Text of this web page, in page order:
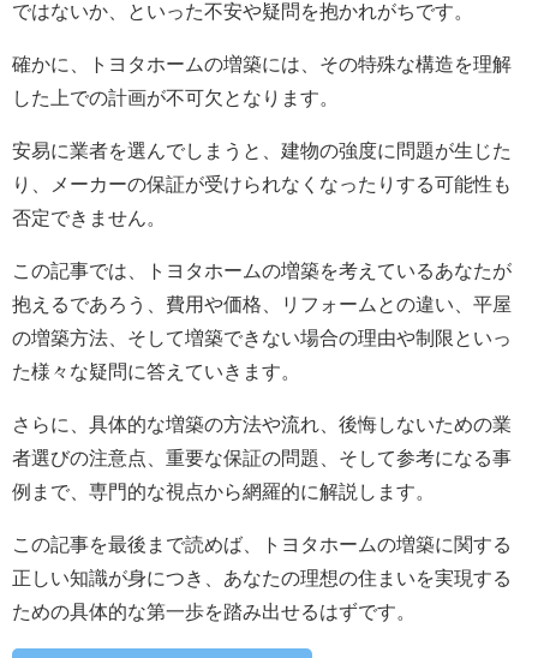
ではないか、といった不安や疑問を抱かれがちです。
確かに、トヨタホームの増築には、その特殊な構造を理解
した上での計画が不可欠となります。
安易に業者を選んでしまうと、建物の強度に問題が生じた
り、メーカーの保証が受けられなくなったりする可能性も
否定できません。
この記事では、トヨタホームの増築を考えているあなたが
抱えるであろう、費用や価格、リフォームとの違い、平屋
の増築方法、そして増築できない場合の理由や制限といっ
た様々な疑問に答えていきます。
さらに、具体的な増築の方法や流れ、後悔しないための業
者選びの注意点、重要な保証の問題、そして参考になる事
例まで、専門的な視点から網羅的に解説します。
この記事を最後まで読めば、トヨタホームの増築に関する
正しい知識が身につき、あなたの理想の住まいを実現する
ための具体的な第一歩を踏み出せるはずです。